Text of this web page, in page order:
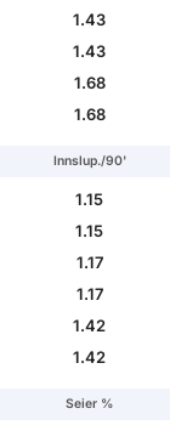
1.43
1.43
1.68
1.68
Innslup./90'
1.15
1.15
1.17
1.17
1.42
1.42
Seier %